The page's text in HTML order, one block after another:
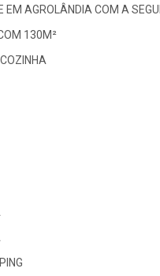
EM AGROLÂNDIA COM A
130M²